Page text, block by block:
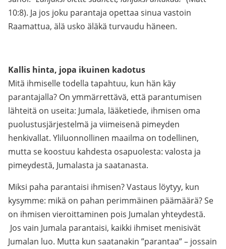
10:8). Ja jos joku parantaja opettaa sinua vastoin
Raamattua, älä usko äläkä turvaudu häneen.
Kallis hinta, jopa ikuinen kadotus
Mitä ihmiselle todella tapahtuu, kun hän käy
parantajalla? On ymmärrettävä, että parantumisen
lähteitä on useita: Jumala, lääketiede, ihmisen oma
puolustusjärjestelmä ja viimeisenä pimeyden
henkivallat. Yliluonnollinen maailma on todellinen,
mutta se koostuu kahdesta osapuolesta: valosta ja
pimeydestä, Jumalasta ja saatanasta.
Miksi paha parantaisi ihmisen? Vastaus löytyy, kun
kysymme: mikä on pahan perimmäinen päämäärä? Se
on ihmisen vieroittaminen pois Jumalan yhteydestä.
Jos vain Jumala parantaisi, kaikki ihmiset menisivät
Jumalan luo. Mutta kun saatanakin ”parantaa” – jossain